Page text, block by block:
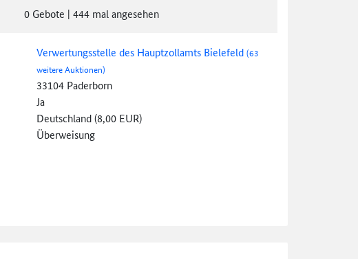
0 Gebote | 444 mal angesehen
Verwertungsstelle des Hauptzollamts Bielefeld (63
weitere Auktionen)
33104 Paderborn
Ja
Deutschland (8,00 EUR)
Überweisung